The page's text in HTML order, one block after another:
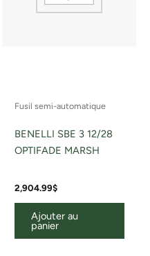
Fusil semi-automatique
BENELLI SBE 3 12/28
OPTIFADE MARSH
2,904.99$
Ajouter au
panier